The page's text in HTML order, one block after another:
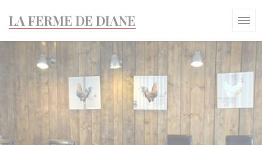
LA FERME DE DIANE